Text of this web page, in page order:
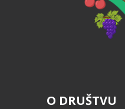
O DRUŠTVU